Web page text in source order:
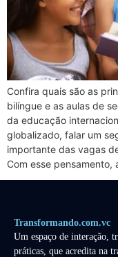
Confira quais são as
bilíngue e as aulas de
da educação
globalizado, falar um
importante das vagas
Com esse
Transformando.com.vc
Um espaço de interação,
práticas, que acredita na